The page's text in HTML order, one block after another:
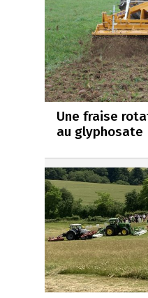
Une fraise
au glyphosate